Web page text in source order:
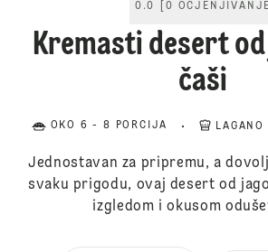
0.0 [0 OCJENJIVANJE
Kremasti desert
čaši
OKO 6 - 8 PORCIJA LAGANO
Jednostavan za pripremu, a
svaku prigodu, ovaj desert od
izgledom i okusom